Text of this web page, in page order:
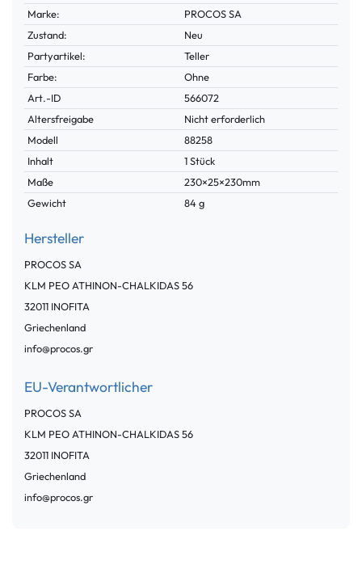
Marke:
PROCOS SA
Zustand:
Neu
Partyartikel:
Teller
Farbe:
Ohne
Technisches
Merkmal
Wert
Art.-ID
566072
Altersfreigabe
Nicht erforderlich
Modell
88258
Inhalt
1 Stück
Maße
230×25×230mm
Gewicht
84 g
Hersteller
PROCOS SA
KLM PEO ATHINON-CHALKIDAS56
32011 INOFITA
Griechenland
info@procos.gr
EU-Verantwortlicher
PROCOS SA
KLM PEO ATHINON-CHALKIDAS56
32011 INOFITA
Griechenland
info@procos.gr